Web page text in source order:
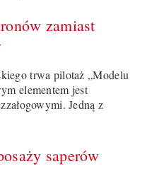
zamiast
trwa pilotaż „Modelu
elementem jest
Jedną z
saperów